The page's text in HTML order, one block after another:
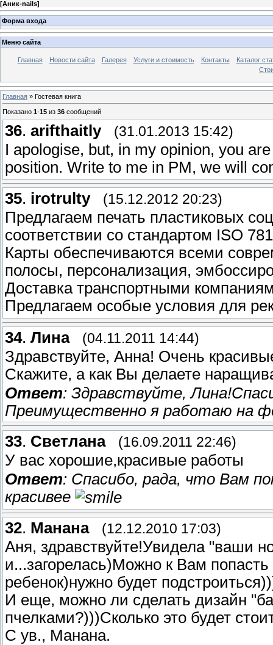
[Аник-nails]
Форма входа
Меню сайта
Главная Новости сайта Галерея Услуги и стоимость Контакты
Каталог
Главная » Гостевая книга
Показано 1-15 из 36 сообщений
36. arifthaitly (31.01.2013 15:42)
I apologise, but, in my opinion, you
position. Write to me in PM, we will
35. irotrulty (15.12.2012 20:23)
Предлагаем печать пластиковых
соответствии со стандартом ISO
Карты обеспечиваются всеми
полосы, персонализация,
Доставка транспортными
Предлагаем особые условия для
34. Лина (04.11.2011 14:44)
Здравствуйте, Анна! Очень
Скажите, а как Вы делаете
Ответ: Здравствуйте,
Преимущественно я работаю на
33. Светлана (16.09.2011 22:46)
У вас хорошие,красивые работы
Ответ: Спасибо, рада, что Вам
красивее
32. Манана (12.12.2010 17:03)
Аня, здравствуйте!Увидела "ваши
и...загорелась)Можно к Вам
ребенок)нужно будет
И еще, можно ли сделать дизайн
пчелками?)))Сколько это будет
С ув., Манана.